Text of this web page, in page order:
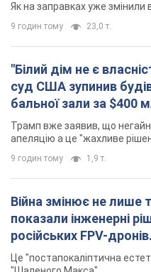
Як на заправках уже змінили
9 годин тому 23,0 т.
"Білий дім не є
суд США зупинив
бальної зали за $400
Трамп вже заявив, що
апеляцію а це "жахливе
9 годин тому 1,9 т.
Війна змінює не лише
показали інженерні
російських FPV-
Це "постапокаліптична